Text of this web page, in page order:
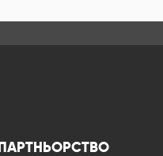
ПАРТНЬОРСТВО